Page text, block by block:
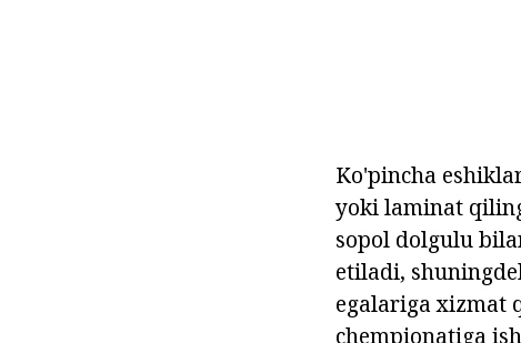
Ko'pincha
yoki laminat
sopol dolgulu
etiladi,
egalariga xizmat
chempionatiga